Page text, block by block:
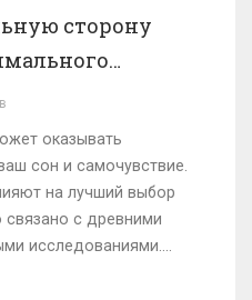
сторону
оказывать
сон и самочувствие.
на лучший выбор
связано с древними
исследованиями.